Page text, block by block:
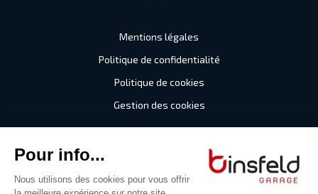
Mentions légales
Politique de confidentialité
Politique de cookies
Gestion des cookies
Digitalised by